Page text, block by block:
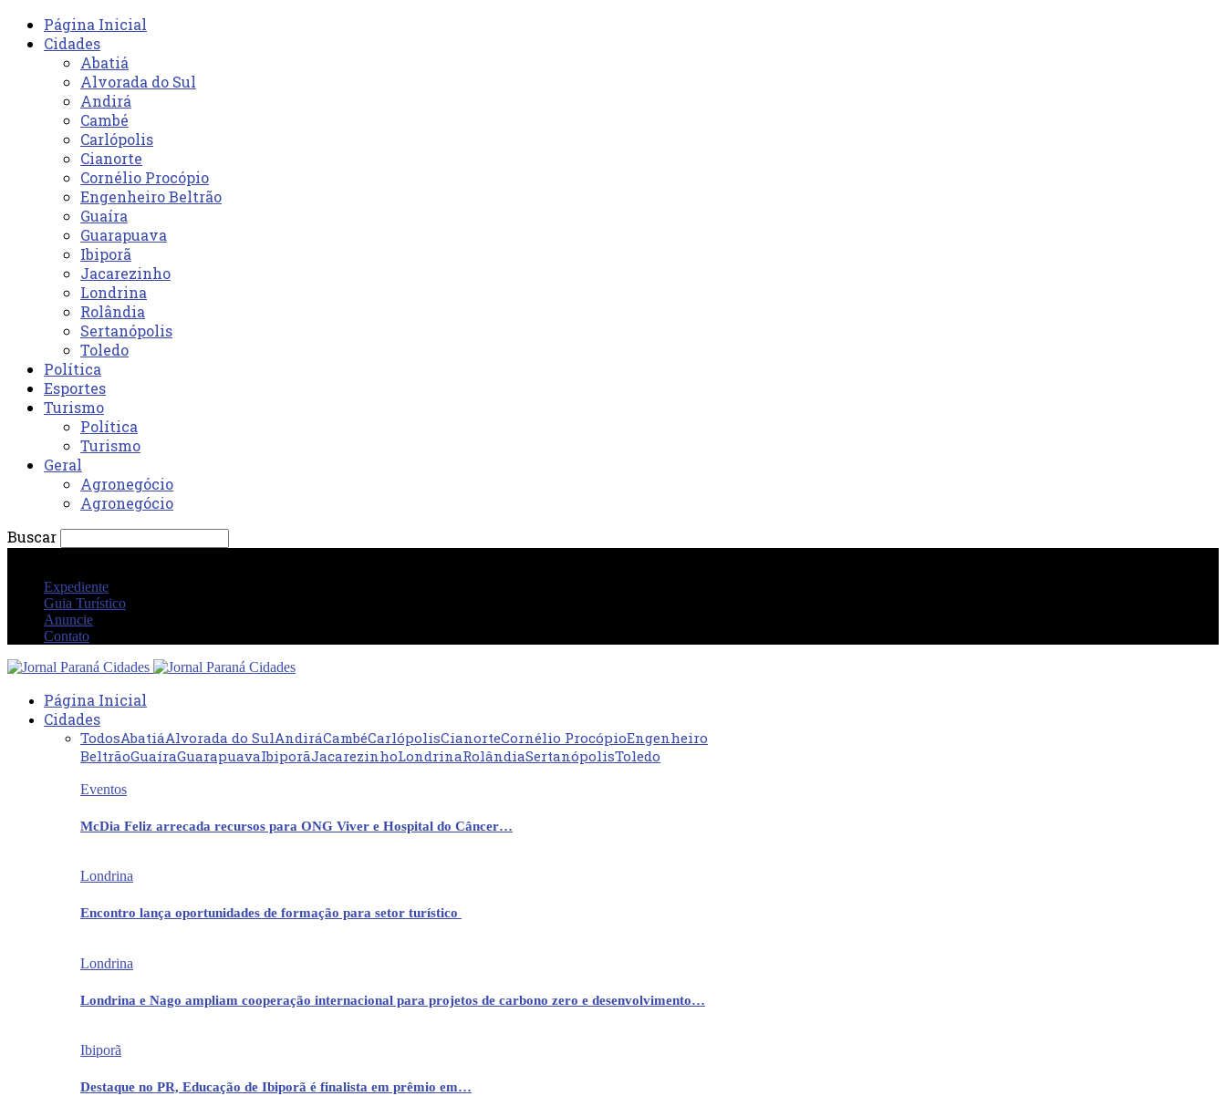
Página Inicial
Cidades
Abatiá
Alvorada do Sul
Andirá
Cambé
Carlópolis
Cianorte
Cornélio Procópio
Engenheiro Beltrão
Guaíra
Guarapuava
Ibiporã
Jacarezinho
Londrina
Rolândia
Sertanópolis
Toledo
Política
Esportes
Turismo
Política
Turismo
Geral
Agronegócio
Agronegócio
Buscar
Expediente
Guia Turístico
Anuncie
Contato
Página Inicial
Cidades
TodosAbatiáAlvorada do SulAndiráCambéCarlópolisCianorteCornélio ProcópioEngenheiro
BeltrãoGuaíraGuarapuavaIbiporãJacarezinhoLondrinaRolândiaSertanópolisToledo
Eventos
McDia Feliz arrecada recursos para ONG Viver e Hospital do Câncer…
Londrina
Encontro lança oportunidades de formação para setor turístico
Londrina
Londrina e Nago ampliam cooperação internacional para projetos de carbono zero e desenvolvimento…
Ibiporã
Destaque no PR, Educação de Ibiporã é finalista em prêmio em…